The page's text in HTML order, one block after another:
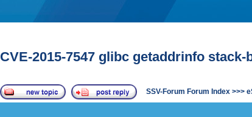
CVE-2015-7547 glibc getaddrinfo
SSV-Forum Forum Index >>>